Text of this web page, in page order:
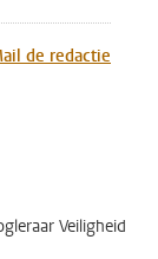
de redactie
Veiligheid